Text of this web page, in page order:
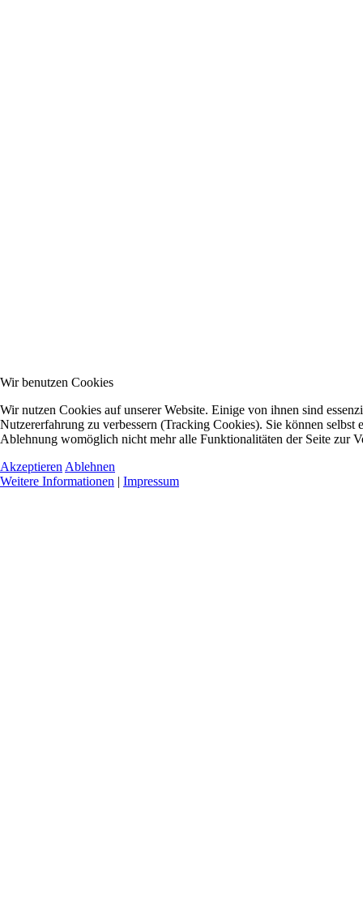
Wir benutzen Cookies
Wir nutzen Cookies auf unserer Website. Einige von ihnen sind
Nutzererfahrung zu verbessern (Tracking Cookies). Sie können selbst
Ablehnung womöglich nicht mehr alle Funktionalitäten der Seite zur
Akzeptieren Ablehnen
Weitere Informationen | Impressum